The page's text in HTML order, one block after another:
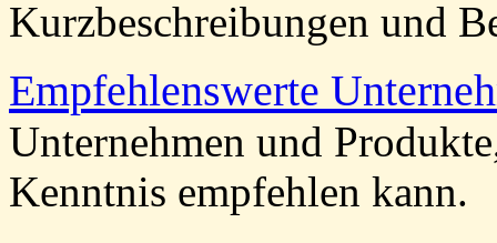
Kurzbeschreibungen und
Empfehlenswerte
Unternehmen und
Kenntnis empfehlen kann.